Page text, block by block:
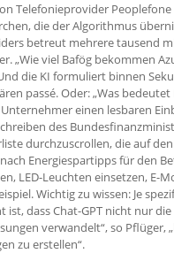
Telefonieprovider
die der Algorithmus
betreut mehrere tausend
„Wie viel Bafög bekommen
die KI formuliert binnen
passé. Oder: „Was
einen lesbaren
des
durchzuscrollen, die auf
Energiespartipps für den
LED-Leuchten einsetzen, E-
Wichtig zu wissen: Je
ist, dass Chat-GPT nicht nur
verwandelt“, so Pflüger,
zu erstellen“.